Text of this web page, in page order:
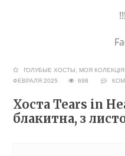
ГОЛУБЫЕ ХОСТЫ, МОЯ
ФЕВРАЛЯ 2025
698
Хоста Tears in
блакитна, з